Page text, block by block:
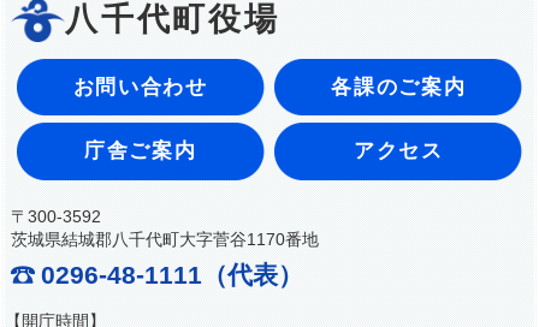
八千代町役場
お問い合わせ 各課のご案内
庁舎ご案内 アクセス
〒300-3592
茨城県結城郡八千代町大字菅谷1170番地
0296-48-1111（代表）
【開庁時間】